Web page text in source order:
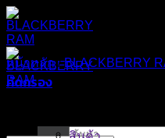
ข้าม
ไป
ยัง
เนื้อหา
ค้นหา:
หน้าหลัก / BLACKBERRY
คัดกรอง